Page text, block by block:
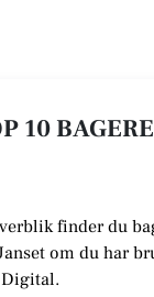
10 BAGERE
finder du
om du har
Digital.